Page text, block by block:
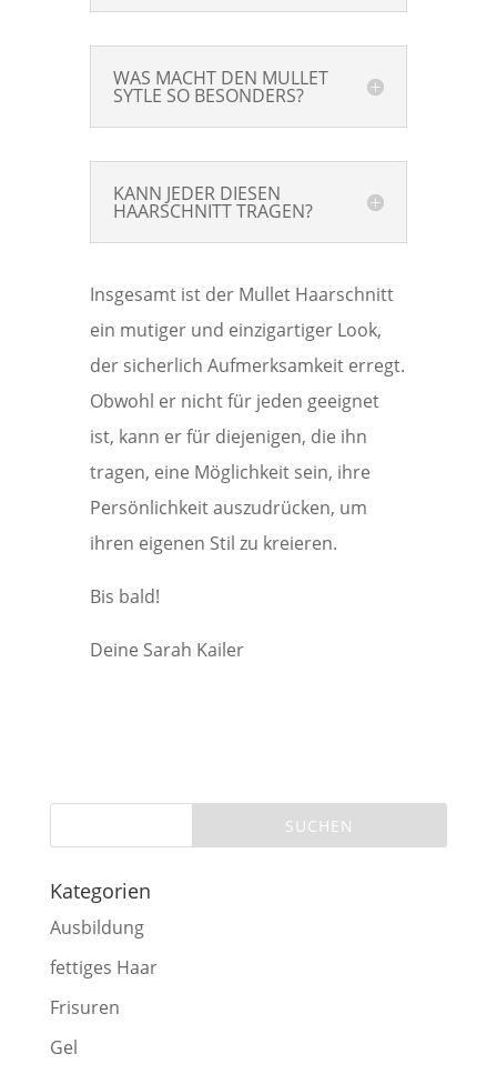
WAS MACHT DEN MULLET
SYTLE SO BESONDERS?
KANN JEDER DIESEN
HAARSCHNITT TRAGEN?
Insgesamt ist der Mullet Haarschnitt
ein mutiger und einzigartiger Look,
der sicherlich Aufmerksamkeit erregt.
Obwohl er nicht für jeden geeignet
ist, kann er für diejenigen, die ihn
tragen, eine Möglichkeit sein, ihre
Persönlichkeit auszudrücken, um
ihren eigenen Stil zu kreieren.
Bis bald!
Deine Sarah Kailer
Kategorien
Ausbildung
fettiges Haar
Frisuren
Gel